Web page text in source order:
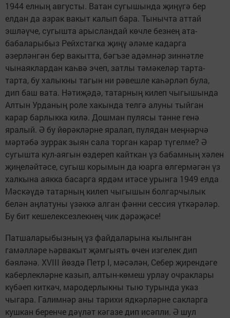
1944 елның августы. Ватан сугышында җиңүгә бер
елдан да азрак вакыт калып бара. Тынычта аттай
эшләүче, сугышта арысландай көчле безнең ата-
бабаларыбыз Рейхстагка җиңү әләме кадарга
әзерләнгән бер вакытта, бәгъзе адәмнәр зиннәтле
чынаяклардан каһвә эчеп, затлы тәмәкеләр тарта-
тарта, бу халыкны тагын ни рәвешле каһәрләп була,
дип баш вата. Нәтиҗәдә, татарның килеп чыгышында
Алтын Урданың роле хакында телгә алуны тыйган
карар барлыкка килә. Дошман пулясы тәнне генә
яралый. Ә бу йөрәкләрне яралап, пулядан меңнәрчә
мәртәбә зуррак зыян сала торган карар түгелме? Ә
сугышта кул-аягын өздереп кайткан үз бабамның хәлен
җиңеләйтәсе, сугыш корымын да юарга өлгермәгән үз
халкына аякка басарга ярдәм итәсе урынга 1949 елда
Мәскәүдә татарның килеп чыгышын болгарчылык
белән аңлатуны үзәккә алган фәнни сессия үткәрәләр.
Бу бит кешелексезлекнең чик дәрәҗәсе!
Патшаларыбызның үз файдаларына кылынган
гамәлләре һәрвакыт җәмгыять өчен изгелек дип
бәяләнә. XVIII йөздә Петр I, мәсәлән, Себер җирендәге
каберлекләрне казып, алтын-көмеш урлау очраклары
күбәеп киткәч, мародерлыкны тыю турында указ
чыгара. Галимнәр аны тарихи ядкәрләрне сакларга
кушкан беренче дәүләт кәгазе дип исәпли. Ә шул